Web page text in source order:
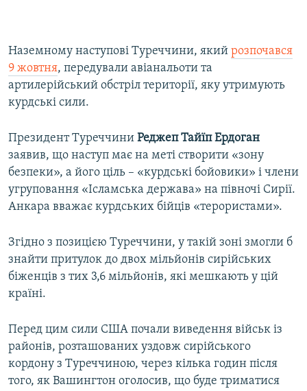
Наземному наступові Туреччини, який розпочався
9 жовтня, передували авіанальоти та
артилерійський обстріл території, яку утримують
курдські сили.
Президент Туреччини Реджеп Тайїп Ердоган
заявив, що наступ має на меті створити «зону
безпеки», а його ціль – «курдські бойовики» і члени
угруповання «Ісламська держава» на півночі Сирії.
Анкара вважає курдських бійців «терористами».​
Згідно з позицією Туреччини, у такій зоні змогли б
знайти притулок до двох мільйонів сирійських
біженців з тих 3,6 мільйонів, які мешкають у цій
країні.
Перед цим сили США почали виведення військ із
районів, розташованих уздовж сирійського
кордону з Туреччиною, через кілька годин після
того, як Вашингтон оголосив, що буде триматися